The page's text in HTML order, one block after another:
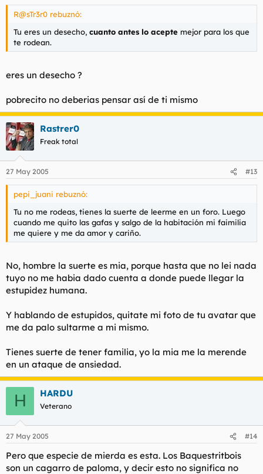
R@sTr3r0 rebuznó:
Tu eres un desecho, cuanto antes lo acepte mejor para los que
te rodean.
eres un desecho ?
pobrecito no deberias pensar así de ti mismo
Rastrer0
Freak total
27 May 2005 #13
pepi_juani rebuznó:
Tu no me rodeas, tienes la suerte de leerme en un foro. Luego
cuando me quito las gafas y salgo de la habitación mi faimilia
me quiere y me da amor y cariño.
No, hombre la suerte es mia, porque hasta que no lei nada
tuyo no me habia dado cuenta a donde puede llegar la
estupidez humana.
Y hablando de estupidos, quitate mi foto de tu avatar que
me da palo sultarme a mi mismo.
Tienes suerte de tener familia, yo la mia me la merende
en un ataque de ansiedad.
H HARDU
Veterano
27 May 2005 #14
Pero que especie de mierda es esta. Los Baquestritbois
son un cagarro de paloma, y decir esto no significa no